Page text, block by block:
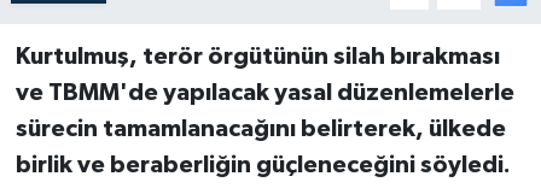
Kurtulmuş, terör örgütünün silah bırakması
ve TBMM'de yapılacak yasal düzenlemelerle
sürecin tamamlanacağını belirterek, ülkede
birlik ve beraberliğin güçleneceğini söyledi.